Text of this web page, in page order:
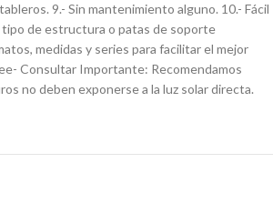
9.- Sin mantenimiento alguno. 10.- Fácil
tipo de estructura o patas de soporte
medidas y series para facilitar el mejor
Consultar Importante: Recomendamos
no deben exponerse a la luz solar directa.